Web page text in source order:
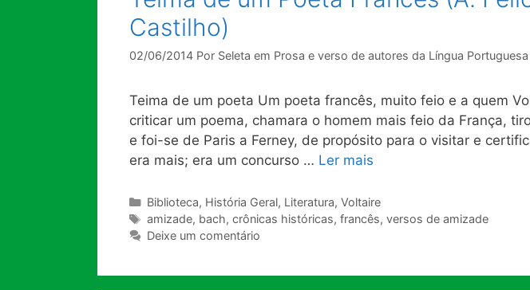
Castilho)
02/06/2014 Por Seleta em Prosa e verso de autores da Língua Portuguesa
Teima de um poeta Um poeta francês, muito feio e a quem
criticar um poema, chamara o homem mais feio da França,
e foi-se de Paris a Ferney, de propósito para o visitar e
era mais; era um concurso … Ler mais
Categorias
Biblioteca, História Geral, Literatura, Voltaire
Tags
amizade, bach, crônicas históricas, francês, versos de amizade
Deixe um comentário